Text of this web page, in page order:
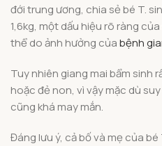
đới trung ương, chia sẻ bé T.
1,6kg, một dấu hiệu rõ ràng
thể do ảnh hưởng củabệnh
Tuy nhiên giang mai bẩm sinh
hoặc đẻ non, vì vậy mặc dù
cũng khá may mắn.
Đáng lưu ý, cả bố và mẹ của